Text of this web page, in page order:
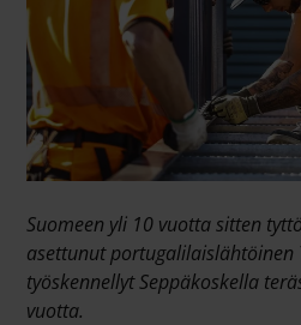
Suomeen yli 10 vuotta sitten
asettunut portugalilaislähtöinen
työskennellyt Seppäkoskella
vuotta.